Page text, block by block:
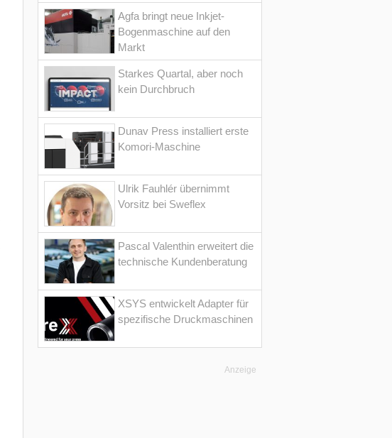
Agfa bringt neue Inkjet-
Bogenmaschine auf den
Markt
Starkes Quartal, aber noch
kein Durchbruch
Dunav Press installiert erste
Komori-Maschine
Ulrik Fauhlér übernimmt
Vorsitz bei Sweflex
Pascal Valenthin erweitert die
technische Kundenberatung
XSYS entwickelt Adapter für
spezifische Druckmaschinen
Anzeige